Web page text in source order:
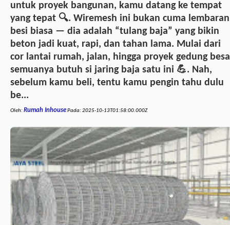
untuk proyek bangunan, kamu datang ke tempat
yang tepat 🔍. Wiremesh ini bukan cuma lembaran
besi biasa — dia adalah “tulang baja” yang bikin
beton jadi kuat, rapi, dan tahan lama. Mulai dari
cor lantai rumah, jalan, hingga proyek gedung
semuanya butuh si jaring baja satu ini 💪. Nah,
sebelum kamu beli, tentu kamu pengin tahu dulu
be...
Oleh:Rumah InhousePada:2025-10-13T01:58:00.000Z